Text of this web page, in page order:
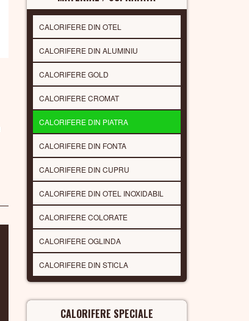
CALORIFERE DIN OTEL
CALORIFERE DIN ALUMINIU
CALORIFERE GOLD
CALORIFERE CROMAT
CALORIFERE DIN PIATRA
CALORIFERE DIN FONTA
CALORIFERE DIN CUPRU
CALORIFERE DIN OTEL INOXIDABIL
CALORIFERE COLORATE
CALORIFERE OGLINDA
CALORIFERE DIN STICLA
CALORIFERE SPECIALE